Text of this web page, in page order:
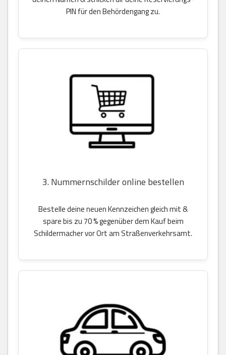
PIN für den Behördengang zu.
3. Nummernschilder online bestellen
Bestelle deine neuen Kennzeichen gleich mit &
spare bis zu 70 % gegenüber dem Kauf beim
Schildermacher vor Ort am Straßenverkehrsamt.